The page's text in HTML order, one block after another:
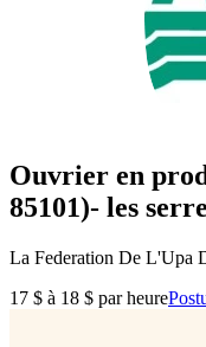
Ouvrier en
85101)- les
La Federation De L'Upa
17 $ à 18 $ par heure